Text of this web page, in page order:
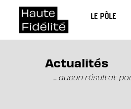
LE PÔLE
Actualités
... aucun résultat